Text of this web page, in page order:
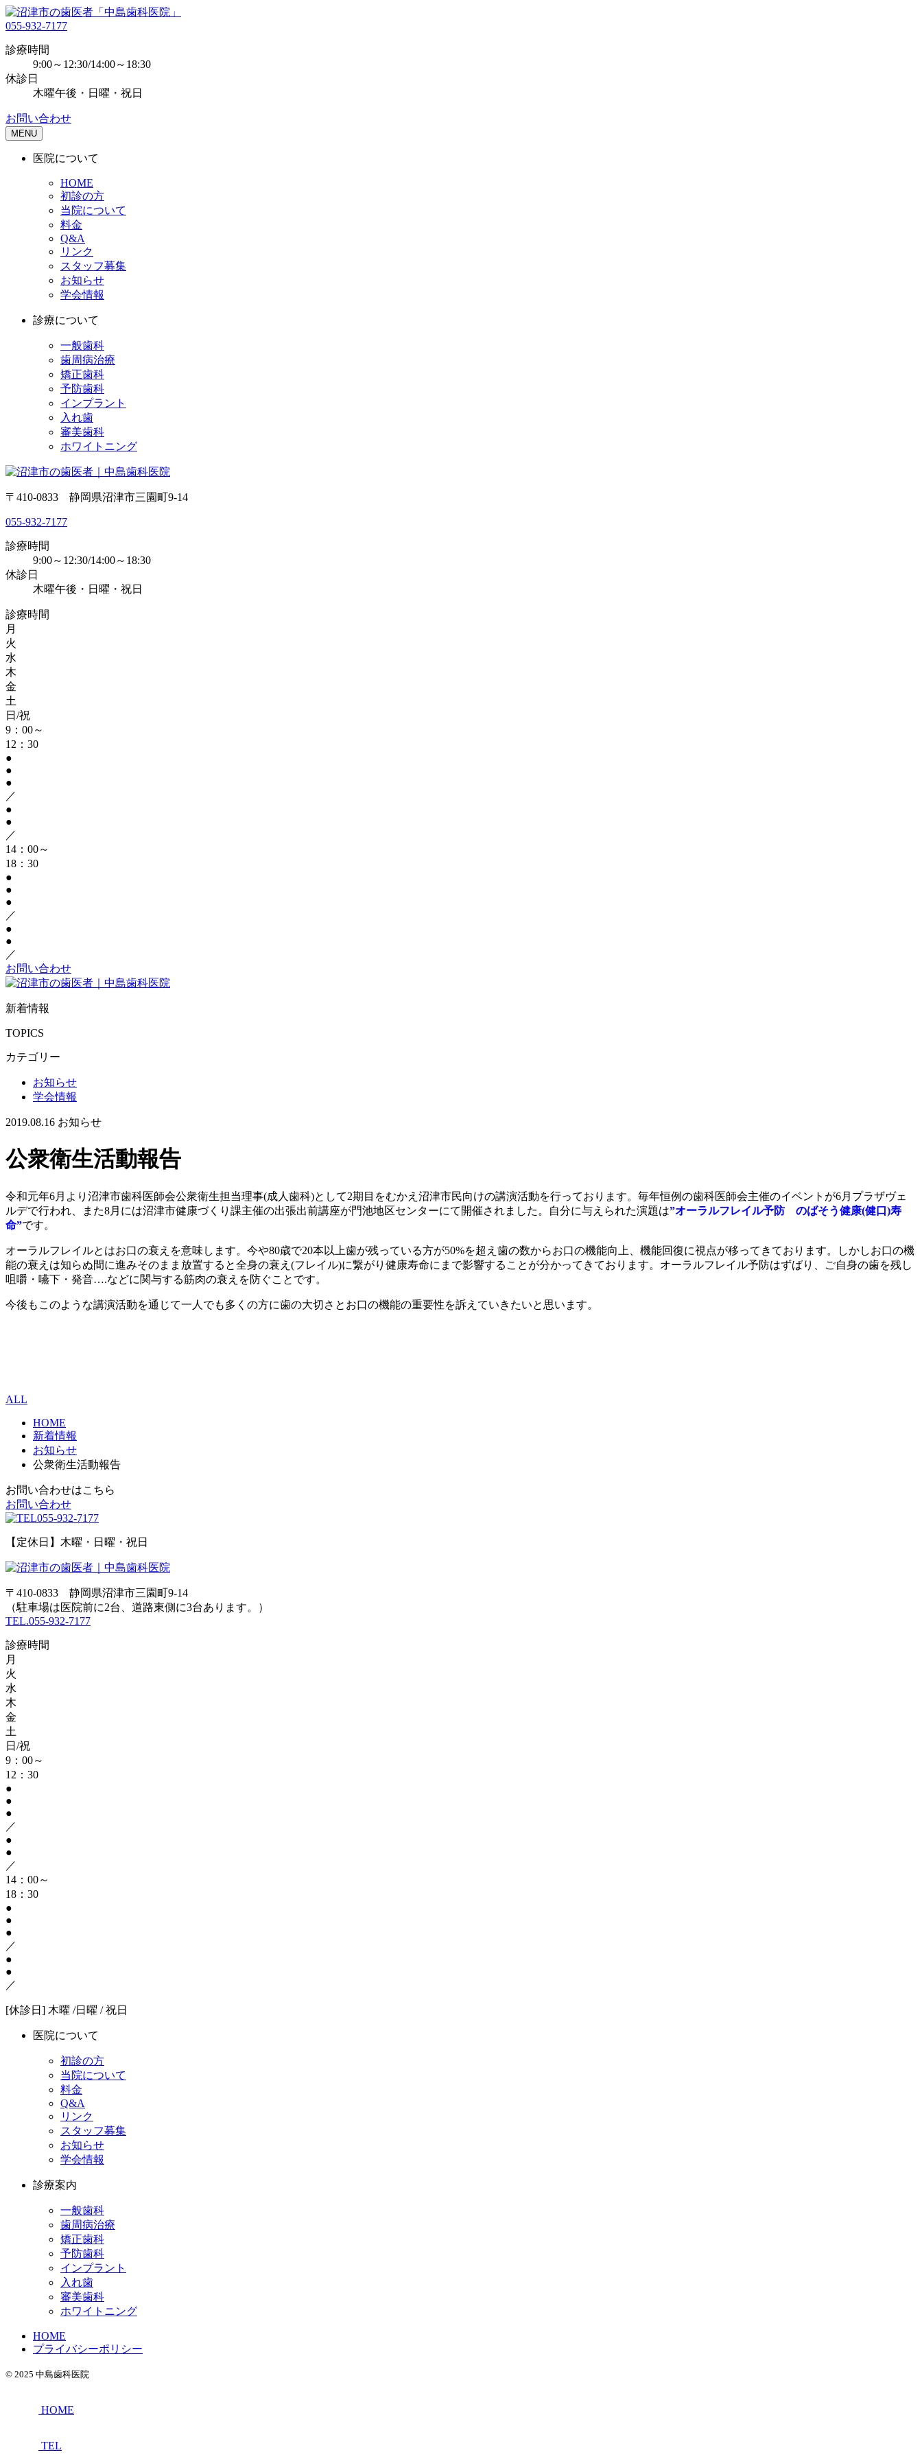
055-932-7177
診療時間
9:00～12:30/14:00～18:30
休診日
木曜午後・日曜・祝日
お問い合わせ
MENU
医院について
HOME
初診の方
当院について
料金
Q&A
リンク
スタッフ募集
お知らせ
学会情報
診療について
一般歯科
歯周病治療
矯正歯科
予防歯科
インプラント
入れ歯
審美歯科
ホワイトニング
〒410-0833 静岡県沼津市三園町9-14
055-932-7177
診療時間
9:00～12:30/14:00～18:30
休診日
木曜午後・日曜・祝日
診療時間
月
火
水
木
金
土
日/祝
9：00～
12：30
●
●
●
／
●
●
／
14：00～
18：30
●
●
●
／
●
●
／
お問い合わせ
新着情報
TOPICS
カテゴリー
お知らせ
学会情報
2019.08.16 お知らせ
公衆衛生活動報告
令和元年6月より沼津市歯科医師会公衆衛生担当理事(成人歯科)として2期目をむかえ沼津市民向けの講演活動を行っております。毎年恒例の歯科医師会主催のイベントが6月プラザヴェ
ルデで行われ、また8月には沼津市健康づくり課主催の出張出前講座が門池地区センターにて開催されました。自分に与えられた演題は”オーラルフレイル予防 のばそう健康(健口)寿
命”です。
オーラルフレイルとはお口の衰えを意味します。今や80歳で20本以上歯が残っている方が50%を超え歯の数からお口の機能向上、機能回復に視点が移ってきております。しかしお口の機
能の衰えは知らぬ間に進みそのまま放置すると全身の衰え(フレイル)に繋がり健康寿命にまで影響することが分かってきております。オーラルフレイル予防はずばり、ご自身の歯を残し
咀嚼・嚥下・発音….などに関与する筋肉の衰えを防ぐことです。
今後もこのような講演活動を通じて一人でも多くの方に歯の大切さとお口の機能の重要性を訴えていきたいと思います。
ALL
HOME
新着情報
お知らせ
公衆衛生活動報告
お問い合わせはこちら
お問い合わせ
055-932-7177
【定休日】木曜・日曜・祝日
〒410-0833 静岡県沼津市三園町9-14
（駐車場は医院前に2台、道路東側に3台あります。）
TEL.055-932-7177
診療時間
月
火
水
木
金
土
日/祝
9：00～
12：30
●
●
●
／
●
●
／
14：00～
18：30
●
●
●
／
●
●
／
[休診日] 木曜 /日曜 / 祝日
医院について
初診の方
当院について
料金
Q&A
リンク
スタッフ募集
お知らせ
学会情報
診療案内
一般歯科
歯周病治療
矯正歯科
予防歯科
インプラント
入れ歯
審美歯科
ホワイトニング
HOME
プライバシーポリシー
© 2025 中島歯科医院
HOME
TEL